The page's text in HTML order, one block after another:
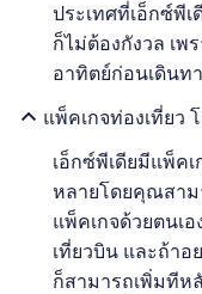
ประเทศที่เอ็กซ์พีเ
ก็ไม่ต้องกังวล เพ
อาทิตย์ก่อนเดินท
แพ็คเกจท่องเที่ยว
เอ็กซ์พีเดียมีแพ็ค
หลายโดยคุณสาม
แพ็คเกจด้วยตนเอ
เที่ยวบิน และถ้า
ก็สามารถเพิ่มทีห